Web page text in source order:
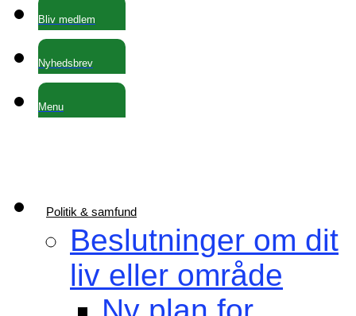
Bliv medlem
Nyhedsbrev
Menu
Politik & samfund
Beslutninger om dit
liv eller område